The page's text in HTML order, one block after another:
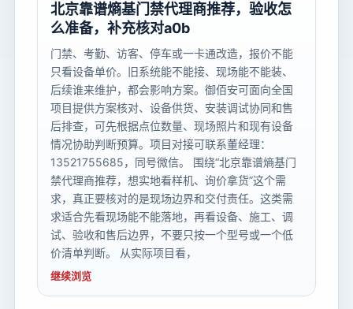
北京靠谱熵基门禁代理商推荐，验收怎
么准备，补充核对a0b
门禁、考勤、访客、停车或一卡通改造，报价不能
只看设备单价。旧系统能不能接、现场能不能装、
后续谁来维护，都会影响方案。御佰安可面向全国
项目提供方案核对、设备供货、安装调试协同和售
后排查，可先根据点位数量、现场照片和现有设备
情况协助判断预算。项目对接可联系董经理：
13521755685，同号微信。 围绕“北京靠谱熵基门
禁代理商推荐，想实地看样机、询价拿货”这个需
求，真正要核对的是现场边界和交付责任。这类需
求适合先看现场能不能落地，再看设备、施工、调
试、验收和售后边界，不要只按一个型号或一个低
价清单判断。 从实际项目看，
继续浏览